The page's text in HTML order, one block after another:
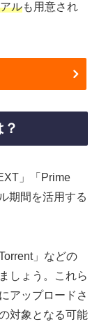
ルも用意され
」「Prime
期間を活用する
」などの
しょう。これら
アップロードさ
対象となる可能